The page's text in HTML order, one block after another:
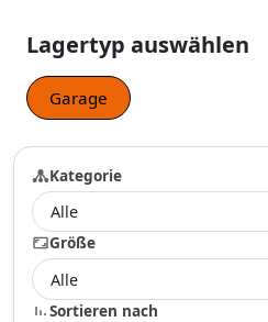
Lagertyp auswählen
Garage
Kategorie
Größe
Sortieren nach